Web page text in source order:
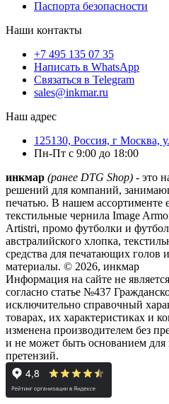
Паспорта безопасности
Наши контакты
+7 495 135 07 35
Написать в WhatsApp
Связаться в Telegram
sales@inkmar.ru
Наш адрес
125130, Россия, г Москва,
Пн-Пт с 9:00 до 18:00
инкмар (ранее DTG Shop) - это
решений для компаний,
печатью. В нашем ассортименте
текстильные чернила Image
Artistri, промо футболки и
австралийского хлопка,
средства для печатающих голов
материалы. © 2026, инкмар
Информация на сайте не
согласно статье №437
исключительно справочный
товарах, их характеристиках и
изменена производителем без
и не может быть основанием для
претензий.